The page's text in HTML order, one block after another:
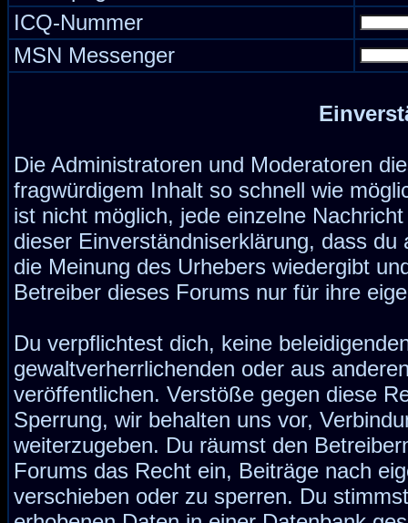
ICQ-Nummer
MSN Messenger
Die Administratoren und Moderatoren
fragwürdigem Inhalt so schnell wie
ist nicht möglich, jede einzelne
dieser Einverständniserklärung, dass
die Meinung des Urhebers wiedergibt
Betreiber dieses Forums nur für ihre
Du verpflichtest dich, keine
gewaltverherrlichenden oder aus
veröffentlichen. Verstöße gegen diese
Sperrung, wir behalten uns vor,
weiterzugeben. Du räumst den
Forums das Recht ein, Beiträge nach
verschieben oder zu sperren. Du